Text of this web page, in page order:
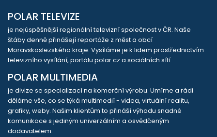
POLAR TELEVIZE
je nejúspěšnější regionální televizní společnost v ČR. Naše
štáby denně přinášejí reportáže z měst a obcí
Moravskoslezského kraje. Vysíláme je k lidem prostřednictvím
televizního vysílání, portálu polar.cz a sociálních sítí.
POLAR MULTIMEDIA
je divize se specializací na komerční výrobu. Umíme a rádi
děláme vše, co se týká multimedií - videa, virtuální realitu,
grafiky, weby. Našim klientům to přináší výhodu snadné
komunikace s jediným univerzálním a osvědčeným
dodavatelem.